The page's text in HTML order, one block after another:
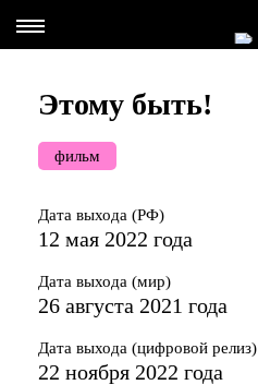
Этому быть!
фильм
Дата выхода (РФ)
12 мая 2022 года
Дата выхода (мир)
26 августа 2021 года
Дата выхода (цифровой релиз)
22 ноября 2022 года